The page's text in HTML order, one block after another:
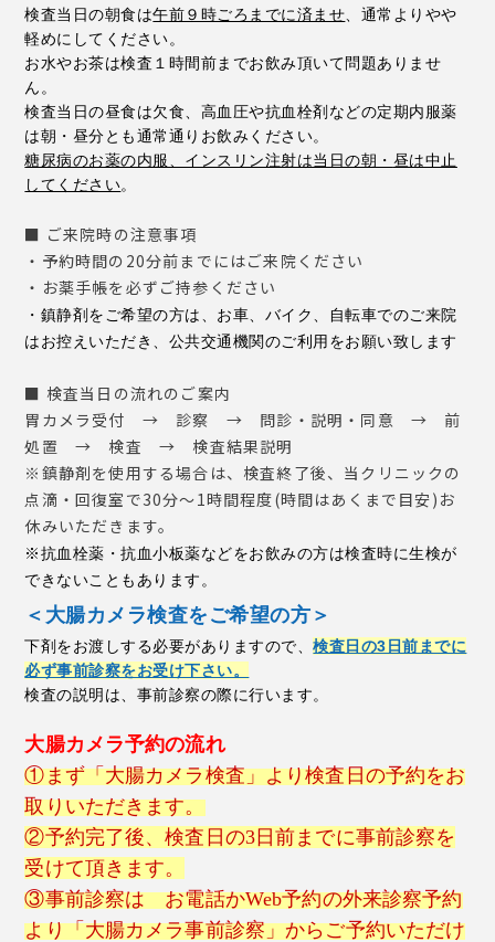
検査当日の朝食は午前９時ごろまでに済ませ
通常よりやや
軽めにしてください。
お水やお茶は検査１時間前までお飲み頂いて問題ありませ
ん。
検査当日の昼食は欠食、高血圧や抗血栓剤などの定期内服薬
は朝・ 昼分とも通常通りお飲みください。
糖尿病のお薬の内服、インスリン注射は当日の朝・ 昼は中止
してください。
■ ご来院時の注意事項
・予約時間の20分前までにはご来院ください
・お薬手帳を必ずご持参ください
・鎮静剤をご希望の方は、お車、バイク、自転車でのご来院
はお控えいただき、公共交通機関のご利用をお願い致します
■ 検査当日の流れのご案内
胃カメラ受付 → 診察 → 問診・説明・同意 → 前
処置 → 検査 → 検査結果説明
※鎮静剤を使用する場合は、検査終了後、当クリニックの
点滴・回復室で30分〜1時間程度(時間はあくまで目安)お
休みいただきます。
※抗血栓薬・抗血小板薬などをお飲みの方は検査時に生検が
できないこともあります。
＜大腸カメラ検査をご希望の方＞
下剤をお渡しする必要がありますので、検査日の3日前までに
必ず事前診察をお受け下さい。
検査の説明は、事前診察の際に行います。
大腸カメラ予約の流れ
①まず「大腸カメラ検査」より検査日の予約をお
取りいただきます。
②予約完了後、検査日の3日前までに事前診察を
受けて頂きます。
③事前診察は お電話かWeb予約の外来診察予約
より「大腸カメラ事前診察」からご予約いただけ